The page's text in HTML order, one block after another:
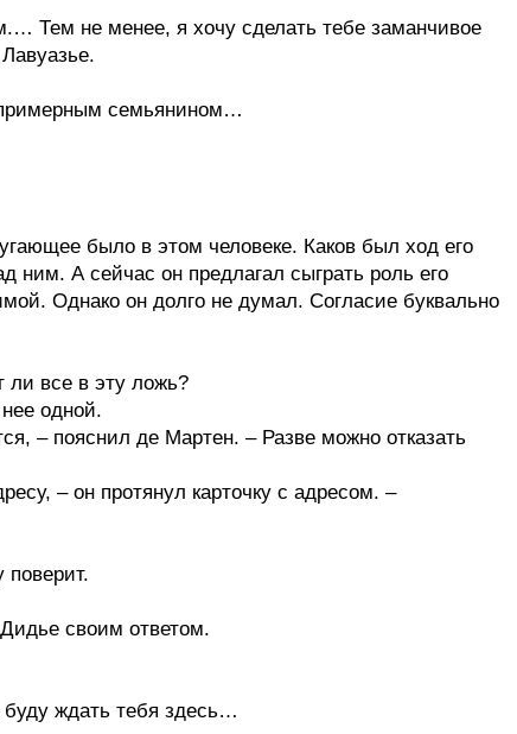
Тем не менее, я хочу сделать тебе заманчивое
семьянином…
было в этом человеке. Каков был ход его
ним. А сейчас он предлагал сыграть роль его
Однако он долго не думал. Согласие буквально
ли все в эту ложь?
одной.
– пояснил де Мартен. – Разве можно отказать
– он протянул карточку с адресом. –
своим ответом.
буду ждать тебя здесь…